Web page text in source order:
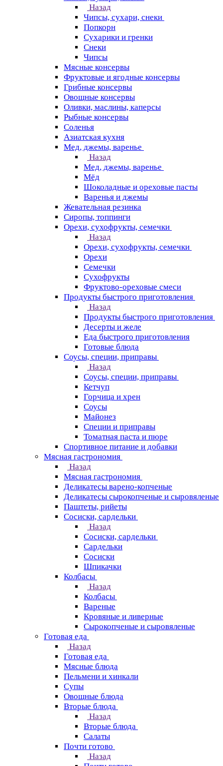
Назад
Чипсы, сухари, снеки
Попкорн
Сухарики и гренки
Снеки
Чипсы
Мясные консервы
Фруктовые и ягодные консервы
Грибные консервы
Овощные консервы
Оливки, маслины, каперсы
Рыбные консервы
Соленья
Азиатская кухня
Мед, джемы, варенье
Назад
Мед, джемы, варенье
Мёд
Шоколадные и ореховые пасты
Варенья и джемы
Жевательная резинка
Сиропы, топпинги
Орехи, сухофрукты, семечки
Назад
Орехи, сухофрукты, семечки
Орехи
Семечки
Сухофрукты
Фруктово-ореховые смеси
Продукты быстрого приготовления
Назад
Продукты быстрого приготовления
Десерты и желе
Еда быстрого приготовления
Готовые блюда
Соусы, специи, приправы
Назад
Соусы, специи, приправы
Кетчуп
Горчица и хрен
Соусы
Майонез
Специи и приправы
Томатная паста и пюре
Спортивное питание и добавки
Мясная гастрономия
Назад
Мясная гастрономия
Деликатесы варено-копченые
Деликатесы сырокопченые и сыровяленые
Паштеты, рийеты
Сосиски, сардельки
Назад
Сосиски, сардельки
Сардельки
Сосиски
Шпикачки
Колбасы
Назад
Колбасы
Вареные
Кровяные и ливерные
Сырокопченые и сыровяленые
Готовая еда
Назад
Готовая еда
Мясные блюда
Пельмени и хинкали
Супы
Овощные блюда
Вторые блюда
Назад
Вторые блюда
Салаты
Почти готово
Назад